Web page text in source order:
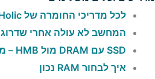
לכל מדריכי החומרה של PCHolic
המחשב לא עולה אחרי שדרוג RAM
SSD עם DRAM מול HMB – מה המשמעות בשימוש יומי
איך לבחור RAM נכון